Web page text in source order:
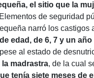
el sitio que la
Elementos de seguridad
narró los castigos
edad, de 6, 7 y un
al estado de
la madrastra, de la cual
tenía siete meses de